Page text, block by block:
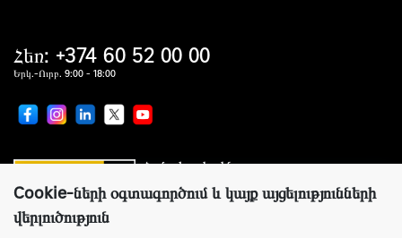
Համաշխարհային առաջատար
ներկայացուցիչ
Հեռ: +374 60 52 00 00
Երկ.-Ուրբ. 9:00 - 18:00
Cookie-ների օգտագործում և կայք այցելությունների
վերլուծություն